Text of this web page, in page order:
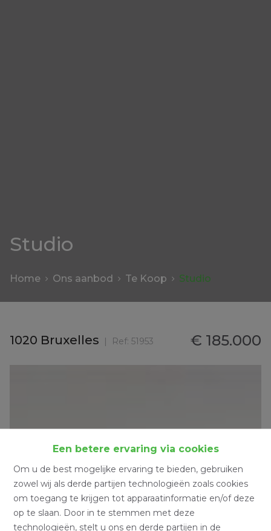
Een betere ervaring via cookies
Om u de best mogelijke ervaring te bieden, gebruiken
zowel wij als derde partijen technologieën zoals cookies
om toegang te krijgen tot apparaatinformatie en/of deze
op te slaan. Door in te stemmen met deze
technologieën, stelt u ons en derde partijen in de
Studio
Home Ons aanbod Te Koop Studio
1020 Bruxelles Ref: 51953 € 185.000